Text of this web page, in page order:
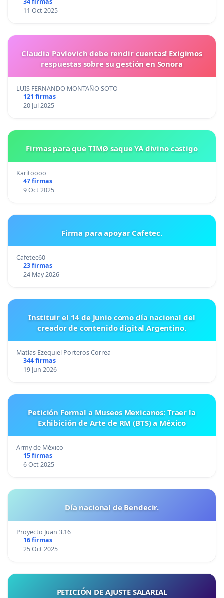
11 Oct 2025
Claudia Pavlovich debe rendir cuentas! Exigimos
respuestas sobre su gestión en Sonora
LUIS FERNANDO MONTAÑO SOTO
121 firmas
20 Jul 2025
Firmas para que TIMØ saque YA divino castigo
Karitoooo
47 firmas
9 Oct 2025
Firma para apoyar Cafetec.
Cafetec60
23 firmas
24 May 2026
Instituir el 14 de Junio como día nacional del
creador de contenido digital Argentino.
Matías Ezequiel Porteros Correa
344 firmas
19 Jun 2026
Petición Formal a Museos Mexicanos: Traer la
Exhibición de Arte de RM (BTS) a México
Army de México
15 firmas
6 Oct 2025
Día nacional de Bendecir.
Proyecto Juan 3.16
16 firmas
25 Oct 2025
PETICIÓN DE AJUSTE SALARIAL